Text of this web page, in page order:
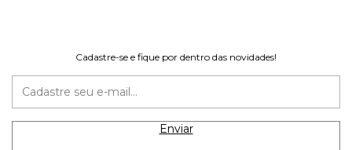
Cadastre-se e fique por dentro das novidades!